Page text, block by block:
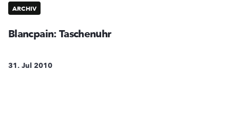
ARCHIV
Blancpain: Taschenuhr
31. Jul 2010